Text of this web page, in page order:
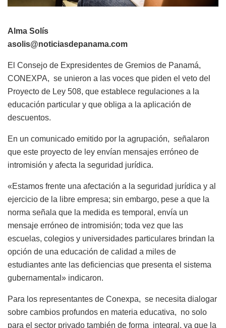
Alma Solís
asolis@noticiasdepanama.com
El Consejo de Expresidentes de Gremios de Panamá,
CONEXPA, se unieron a las voces que piden el veto del
Proyecto de Ley 508, que establece regulaciones a la
educación particular y que obliga a la aplicación de
descuentos.
En un comunicado emitido por la agrupación, señalaron
que este proyecto de ley envían mensajes erróneo de
intromisión y afecta la seguridad jurídica.
«Estamos frente una afectación a la seguridad jurídica y al
ejercicio de la libre empresa; sin embargo, pese a que la
norma señala que la medida es temporal, envía un
mensaje erróneo de intromisión; toda vez que las
escuelas, colegios y universidades particulares brindan la
opción de una educación de calidad a miles de
estudiantes ante las deficiencias que presenta el sistema
gubernamental» indicaron.
Para los representantes de Conexpa, se necesita dialogar
sobre cambios profundos en materia educativa, no solo
para el sector privado también de forma integral, ya que la